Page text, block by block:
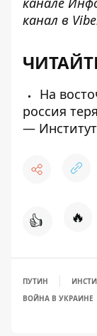
канал в
На
россия
—
👍 🔥
ПУТИН
ВОЙНА В УКРАИНЕ